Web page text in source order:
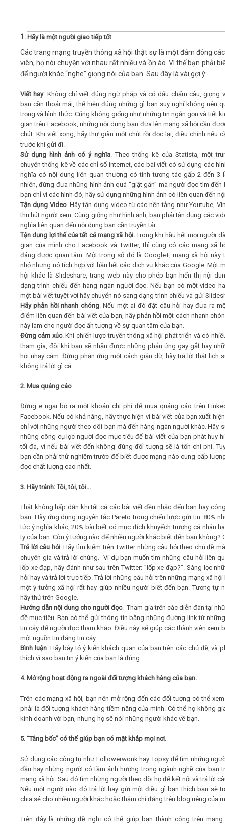
1 . Hãy là một người giao tiếp tốt
Các trang mạng truyền thông xã hội thật sự là một đám đông
viên, họ nói chuyện với nhau rất nhiều và ồn ào. Vì thế bạn phải
để người khác “nghe” giọng nói của bạn. Sau đây là vài gợi ý:
Viết hay. Không chỉ viết đúng ngữ pháp và có dấu chấm câu, giọng
bạn cần thoải mái, thể hiện đúng những gì bạn suy nghĩ không nên
trọng và hình thức. Cũng không giống như những tin ngắn gọn và tiết
gian trên Facebook, những nội dung bạn đưa lên mạng xã hội cần
chút. Khi viết xong, hãy thư giãn một chút rồi đọc lại, điều chỉnh nếu
trước khi gửi đi.
Sử dụng hình ảnh có ý nghĩa. Theo thống kê của Statista, một
chuyên thống kê về các chỉ số internet, các bài viết có sử dụng các
nghĩa có nội dung liên quan thường có tính tương tác gấp 2 đến 3
nhiên, đừng đưa những hình ảnh quá “giật gân” mà người đọc tìm đến
bạn chỉ vì các hình đó, hãy sử dụng những hình ảnh có liên quan đến
Tận dụng Video. Hãy tận dụng video từ các nền tảng như Youtube,
thu hút người xem. Cũng giống như hình ảnh, bạn phải tận dụng các
nghĩa liên quan đến nội dung bạn cần truyền tải.
Tận dụng lợi thế của tất cả mạng xã hội.Trong khi hầu hết mọi người
gian của mình cho Facebook và Twitter, thì cũng có các mạng xã
đáng được quan tâm. Một trong số đó là Google+, mạng xã hội này
nhỏ nhưng nó tích hợp với hầu hết các dịch vụ khác của Google. Một
hội khác là Slideshare, trang web này cho phép bạn hiển thị nội
dạng trình chiếu đến hàng ngàn người đọc. Nếu bạn có một video
một bài viết tuyệt vời hãy chuyển nó sang dạng trình chiếu và gửi
Hãy phản hồi nhanh chóng. Nếu một ai đó đặt câu hỏi hay đưa ra
điểm liên quan đến bài viết của bạn, hãy phản hồi một cách nhanh
này làm cho người đọc ấn tượng về sự quan tâm của bạn.
Đừng cảm xúc. Khi chiến lược truyền thông xã hội phát triển và có
tham gia, đôi khi bạn sẽ nhận được những phản ứng gay gắt hay
hỏi nhạy cảm. Đừng phản ứng một cách giận dữ, hãy trả lời thật lịch
không trả lời gì cả.
2. Mua quảng cáo
Đừng e ngại bỏ ra một khoản chi phí để mua quảng cáo trên
Facebook. Nếu có khả năng, hãy thực hiện vì bài viết của bạn xuất
chỉ với những người theo dõi bạn mà đến hàng ngàn người khác. Hãy
những công cụ lọc người đọc mục tiêu để bài viết của bạn phát huy
tối đa, vì nếu bài viết đến không đúng đối tượng sẽ là tốn chi phí.
bạn cần phải thử nghiệm trước để biết được mạng nào cung cấp
đọc chất lượng cao nhất.
3. Hãy tránh: Tôi, tôi, tôi...
Thật không hấp dẫn khi tất cả các bài viết đều nhắc đến bạn hay
bạn. Hãy ứng dụng nguyên tắc Pareto trong chiến lược gửi tin. 80%
tức ý nghĩa khác, 20% bài biết có mục đích khuyếch trương cá nhân
ty của bạn. Còn ý tưởng nào để nhiều người khác biết đến bạn không?
Trả lời câu hỏi. Hãy tìm kiếm trên Twitter những câu hỏi theo chủ đề
chuyên gia và trả lời chúng. Ví dụ bạn muốn tìm những câu hỏi liên
lốp xe đạp, hãy đánh như sau trên Twitter: ”lốp xe đạp?”. Sàng lọc
hỏi hay và trả lời trực tiếp. Trả lời những câu hỏi trên những mạng xã hội
một ý tưởng xã hội rất hay giúp nhiều người biết đến bạn. Tương tự
hãy thử trên Google.
Hướng dẫn nội dung cho người đọc. Tham gia trên các diễn đàn tại
đề mục tiêu. Bạn có thể gửi thông tin bằng những đường link từ
tin cậy để người đọc tham khảo. Điều này sẽ giúp các thành viên xem
một nguồn tin đáng tin cậy.
Bình luận. Hãy bày tỏ ý kiến khách quan của bạn trên các chủ đề, và
thích vì sao bạn tin ý kiến của bạn là đúng.
4. Mở rộng hoạt động ra ngoài đối tượng khách hàng của bạn.
Trên các mạng xã hội, bạn nên mở rộng đến các đối tượng có thể
phải là đối tượng khách hàng tiềm năng của mình. Có thể họ không
kinh doanh với bạn, nhưng họ sẽ nói những người khác về bạn.
5. “Tâng bốc” có thể giúp bạn có mặt khắp mọi nơi.
Sử dụng các công tụ như Followerwonk hay Topsy để tìm những
đầu hay những người có tầm ảnh hưởng trong ngành nghề của bạn
mạng xã hội. Sau đó tìm những người theo dõi họ để kết nối và trả lời
Nếu một người nào đó trả lời hay gửi một điều gì bạn thích bạn sẽ
chia sẻ cho nhiều người khác hoặc thậm chí đăng trên blog riêng của
Trên đây là những đề nghị có thể giúp bạn thành công trên mạng